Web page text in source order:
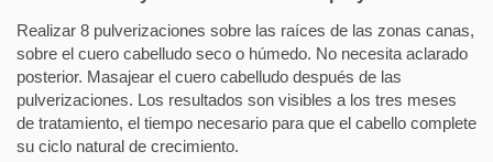
Realizar 8 pulverizaciones sobre las raíces de las zonas canas,
sobre el cuero cabelludo seco o húmedo. No necesita aclarado
posterior. Masajear el cuero cabelludo después de las
pulverizaciones. Los resultados son visibles a los tres meses
de tratamiento, el tiempo necesario para que el cabello complete
su ciclo natural de crecimiento.